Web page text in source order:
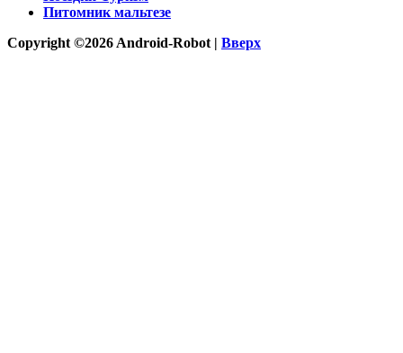
Питомник мальтезе
Copyright ©2026 Android-Robot | Вверх